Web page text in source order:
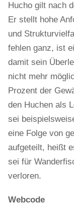
Hucho gilt nach
Er stellt hohe
und
fehlen ganz, ist
damit sein
nicht mehr
Prozent der
den Huchen als
sei
eine Folge von
aufgeteilt, heißt
sei für
verloren.
Webcode